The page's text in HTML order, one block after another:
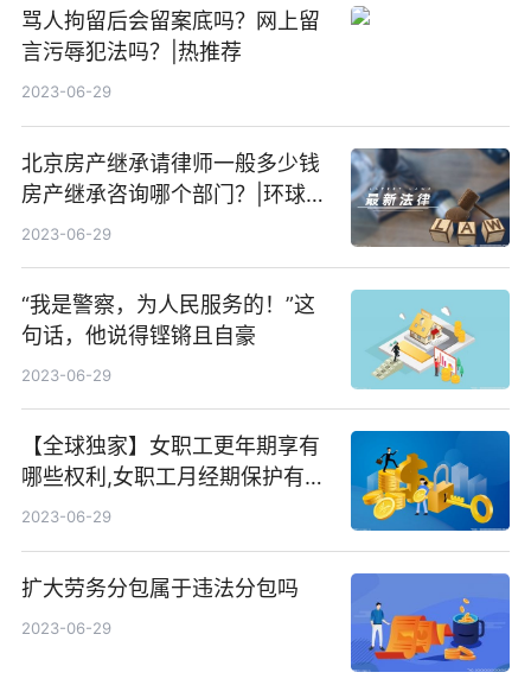
骂人拘留后会留案底吗？网上留
言污辱犯法吗？|热推荐
2023-06-29
北京房产继承请律师一般多少钱
房产继承咨询哪个部门？|环球报
资讯
2023-06-29
“我是警察，为人民服务的！”这
句话，他说得铿锵且自豪
2023-06-29
【全球独家】女职工更年期享有
哪些权利,女职工月经期保护有哪
些
2023-06-29
扩大劳务分包属于违法分包吗
2023-06-29